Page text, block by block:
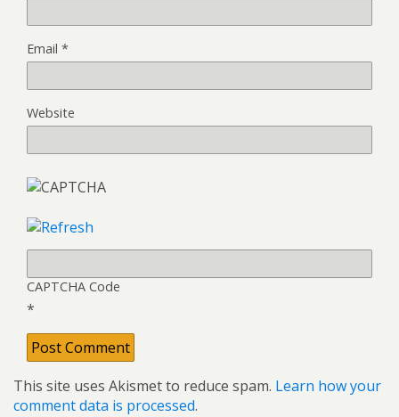
Email *
Website
CAPTCHA Code
*
This site uses Akismet to reduce spam. Learn how your
comment data is processed.